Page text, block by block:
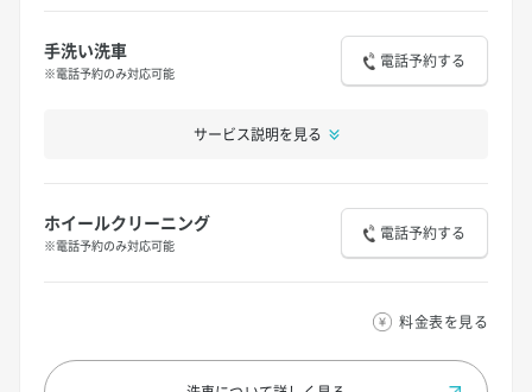
手洗い洗車
※電話予約のみ対応可能
電話予約する
サービス説明を見る
ホイールクリーニング
※電話予約のみ対応可能
電話予約する
料金表を見る